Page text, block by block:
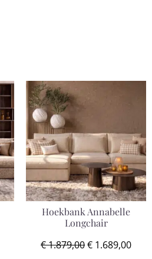
Hoekbank Annabelle
Longchair
€1.879,00€ 1.689,00